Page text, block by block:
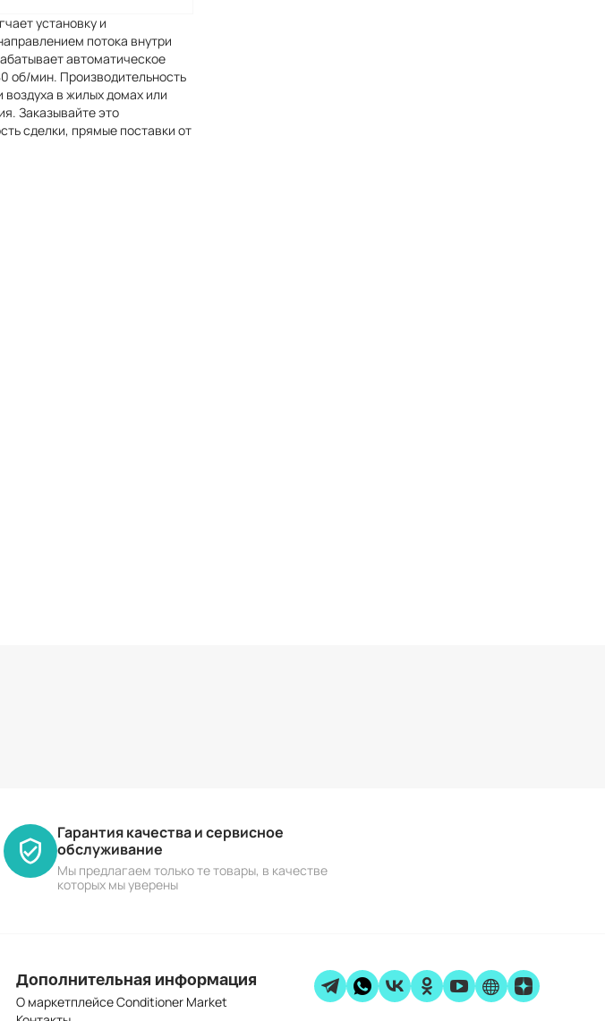
установку и
потока внутри
автоматическое
об/мин. Производительность
в жилых домах или
Заказывайте это
сделки, прямые поставки от
Гарантия качества и сервисное
обслуживание
Мы предлагаем только те товары, в качестве
которых мы уверены
Дополнительная информация
О маркетплейсе Conditioner Market